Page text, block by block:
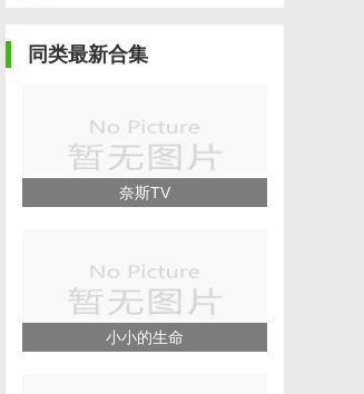
同类最新合集
奈斯TV
小小的生命